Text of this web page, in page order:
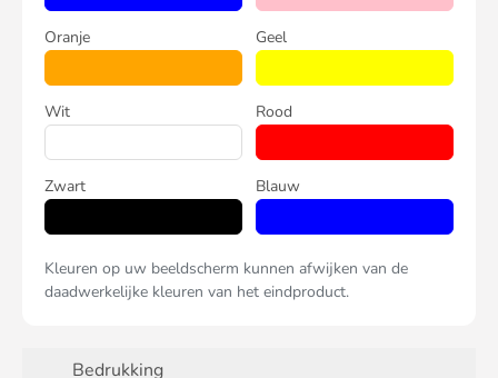
Oranje Geel
Wit Rood
Zwart Blauw
Kleuren op uw beeldscherm kunnen afwijken van de
daadwerkelijke kleuren van het eindproduct.
Bedrukking